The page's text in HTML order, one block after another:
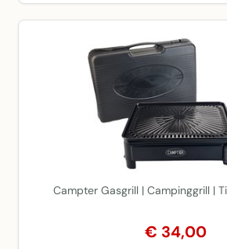
Campter Gasgrill | Campinggrill |
€ 34,00